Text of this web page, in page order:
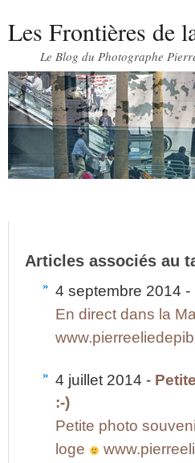
Les Frontières de
Le Blog du Photographe
Articles associés au
4 septembre 2014 -
En direct dans la
4 juillet 2014 -
:-)
Petite photo
loge